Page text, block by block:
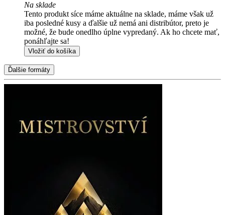
Na sklade
Tento produkt síce máme aktuálne na sklade, máme však už
iba posledné kusy a ďalšie už nemá ani distribútor, preto je
možné, že bude onedlho úplne vypredaný. Ak ho chcete mať,
ponáhľajte sa!
Vložiť do košíka
Ďalšie formáty